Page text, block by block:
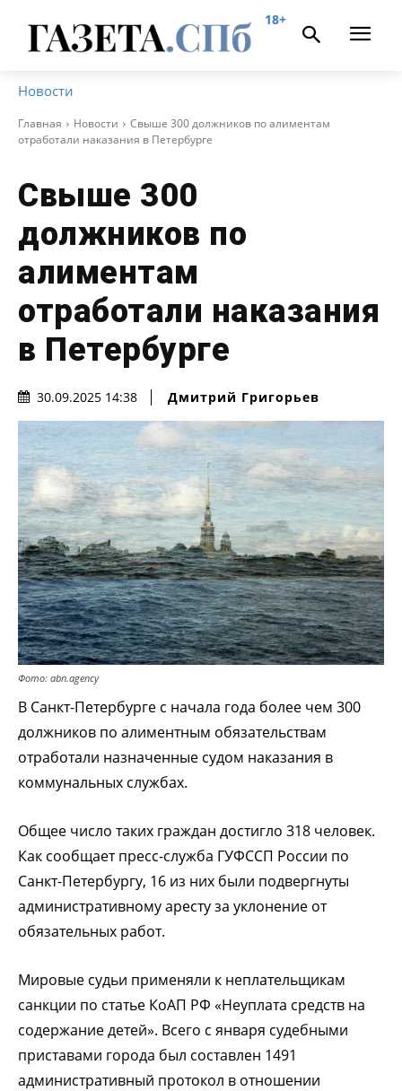
18+
Новости
Главная Новости
Свыше 300 должников по алиментам
отработали наказания в Петербурге
Свыше 300
должников по
алиментам
отработали наказания
в Петербурге
30.09.2025 14:38 Дмитрий Григорьев
Фото: abn.agency
В Санкт-Петербурге с начала года более чем 300
должников по алиментным обязательствам
отработали назначенные судом наказания в
коммунальных службах.
Общее число таких граждан достигло 318 человек.
Как сообщает пресс-служба ГУФССП России по
Санкт-Петербургу, 16 из них были подвергнуты
административному аресту за уклонение от
обязательных работ.
Мировые судьи применяли к неплательщикам
санкции по статье КоАП РФ «Неуплата средств на
содержание детей». Всего с января судебными
приставами города был составлен 1491
административный протокол в отношении